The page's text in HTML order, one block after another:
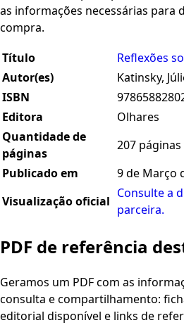
as informações necessárias para
compra.
Título
Reflexões
Autor(es)
Katinsky,
ISBN
Editora
Olhares
Quantidade de
páginas
207 páginas
Publicado em
9 de Março
Visualização oficial
Consulte a
parceira.
PDF de referência
Geramos um PDF com as
consulta e compartilhamento:
editorial disponível e links de